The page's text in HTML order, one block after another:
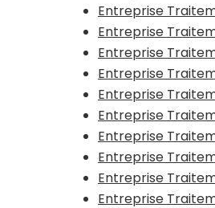
Entreprise
Entreprise
Entreprise
Entreprise
Entreprise
Entreprise
Entreprise
Entreprise
Entreprise
Entreprise